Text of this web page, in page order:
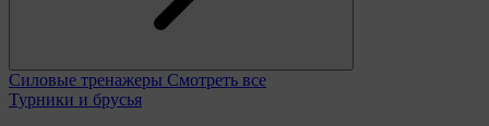
Силовые тренажеры Смотреть все
Турники и брусья